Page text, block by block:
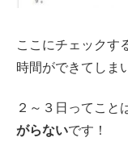
ここにチェックす
時間ができてしま
２～３日ってこと
がらないです！